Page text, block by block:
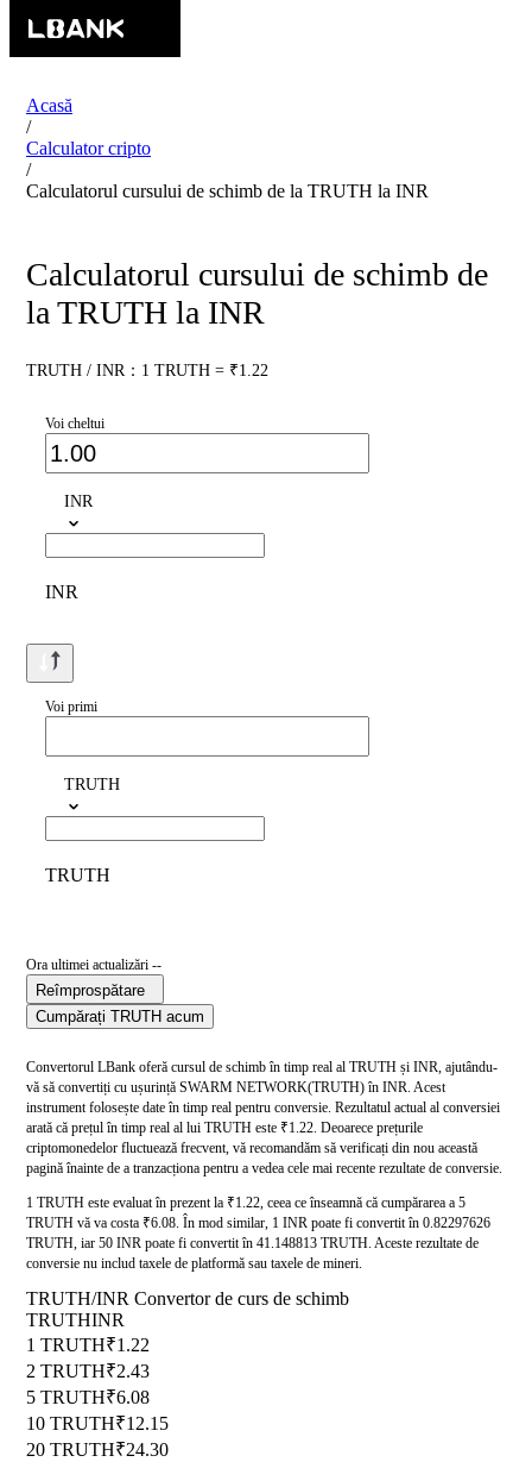
Acasă
/
Calculator cripto
/
Calculatorul cursului de schimb de la TRUTH la INR
Calculatorul cursului de schimb de
la TRUTH la INR
TRUTH / INR：1 TRUTH = ₹1.22
Voi cheltui
INR
INR
Voi primi
TRUTH
TRUTH
Ora ultimei actualizări --
Reîmprospătare
Cumpărați TRUTH acum
Convertorul LBank oferă cursul de schimb în timp real al TRUTH și INR, ajutându-
vă să convertiți cu ușurință SWARM NETWORK(TRUTH) în INR. Acest
instrument folosește date în timp real pentru conversie. Rezultatul actual al conversiei
arată că prețul în timp real al lui TRUTH este ₹1.22. Deoarece prețurile
criptomonedelor fluctuează frecvent, vă recomandăm să verificați din nou această
pagină înainte de a tranzacționa pentru a vedea cele mai recente rezultate de conversie.
1 TRUTH este evaluat în prezent la ₹1.22, ceea ce înseamnă că cumpărarea a 5
TRUTH vă va costa ₹6.08. În mod similar, 1 INR poate fi convertit în 0.82297626
TRUTH, iar 50 INR poate fi convertit în 41.148813 TRUTH. Aceste rezultate de
conversie nu includ taxele de platformă sau taxele de mineri.
TRUTH/INR Convertor de curs de schimb
TRUTHINR
1 TRUTH₹1.22
2 TRUTH₹2.43
5 TRUTH₹6.08
10 TRUTH₹12.15
20 TRUTH₹24.30